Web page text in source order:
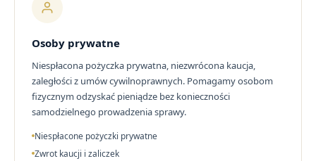
Osoby prywatne
Niespłacona pożyczka prywatna, niezwrócona kaucja,
zaległości z umów cywilnoprawnych. Pomagamy osobom
fizycznym odzyskać pieniądze bez konieczności
samodzielnego prowadzenia sprawy.
Niespłacone pożyczki prywatne
Zwrot kaucji i zaliczek